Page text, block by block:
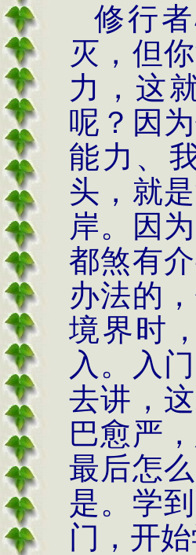
修行
灭，但
力，这
呢？因
能力、
头，就
岸。因
都煞有
办法的
境界时
入。入
去讲，
巴愈严
最后怎
是。学
门，开